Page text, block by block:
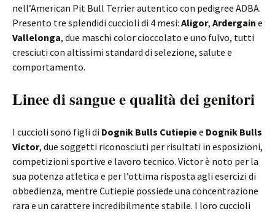
nell’American Pit Bull Terrier autentico con pedigree ADBA.
Presento tre splendidi cuccioli di 4 mesi: Aligor, Ardergain e
Vallelonga, due maschi color cioccolato e uno fulvo, tutti
cresciuti con altissimi standard di selezione, salute e
comportamento.
Linee di sangue e qualità dei genitori
I cuccioli sono figli di Dognik Bulls Cutiepiee Dognik Bulls
Victor, due soggetti riconosciuti per risultati in esposizioni,
competizioni sportive e lavoro tecnico. Victor è noto per la
sua potenza atletica e per l’ottima risposta agli esercizi di
obbedienza, mentre Cutiepie possiede una concentrazione
rara e un carattere incredibilmente stabile. I loro cuccioli